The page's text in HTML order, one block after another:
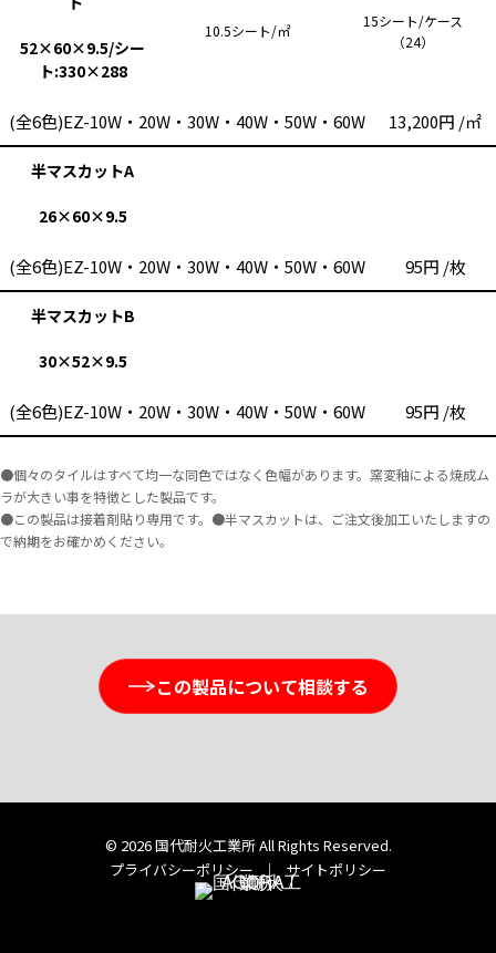
52×60×9.5/シー
ト:330×288
10.5シート/㎡
15シート/ケース
（24）
(全6色)EZ-10W・20W・30W・40W・50W・60W 13,200円 /㎡
半マスカットA
26×60×9.5
(全6色)EZ-10W・20W・30W・40W・50W・60W 95円 /枚
半マスカットB
30×52×9.5
(全6色)EZ-10W・20W・30W・40W・50W・60W 95円 /枚
●個々のタイルはすべて均一な同色ではなく色幅があります。窯変釉による焼成ム
ラが大きい事を特徴とした製品です。
●この製品は接着剤貼り専用です。●半マスカットは、ご注文後加工いたしますの
で納期をお確かめください。
この製品について相談する
© 2026 国代耐火工業所 All Rights Reserved.
プライバシーポリシー ｜ サイトポリシー